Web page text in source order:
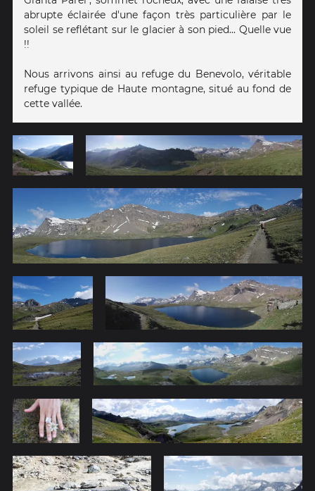
abrupte éclairée d'une façon très particulière par le
soleil se reflétant sur le glacier à son pied... Quelle vue
!!
Nous arrivons ainsi au refuge du Benevolo, véritable
refuge typique de Haute montagne, situé au fond de
cette vallée.